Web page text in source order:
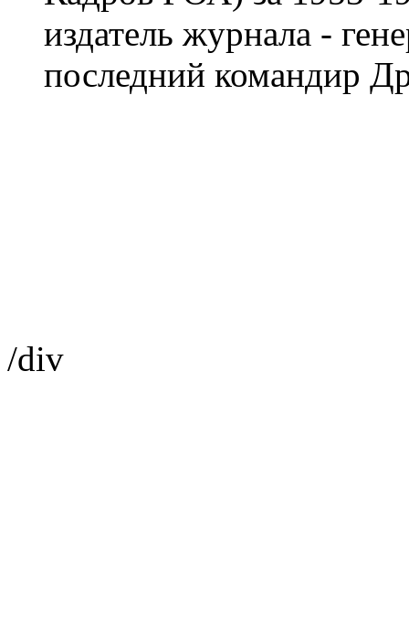
издатель журнала -
последний командир
/div